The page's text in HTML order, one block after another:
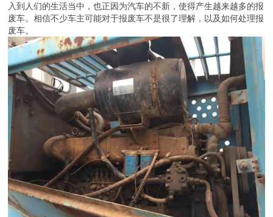
入到人们的生活当中，也正因为汽车的不新，使得产生越来越多的报
废车。相信不少车主可能对于报废车不是很了理解，以及如何处理报
废车。